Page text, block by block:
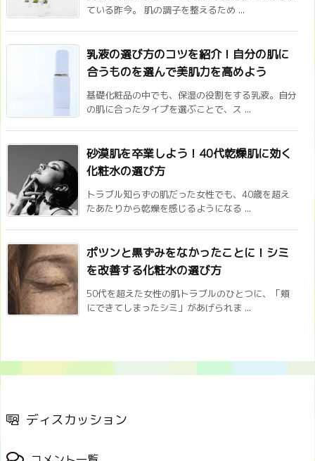
ている昨今。 肌の調子を整えるため ...
乳液の選び方のコツを紹介！自分の肌に
合うものを選んで美肌力を高めよう
基礎化粧品の中でも、保湿の役割をする乳液。自分
の肌に合ったタイプを選ぶことで、ス ...
砂漠肌を卒業しよう！40代乾燥肌に効く
化粧水の選び方
トラブル知らずの肌だった女性でも、40歳を超え
たあたりから乾燥を感じるようになる ...
ポツンと黒ずみをなかったことに！シミ
を改善する化粧水の選び方
50代を超えた女性の肌トラブルのひとつに、「頬
にできてしまったシミ」があげられま ...
ディスカッション